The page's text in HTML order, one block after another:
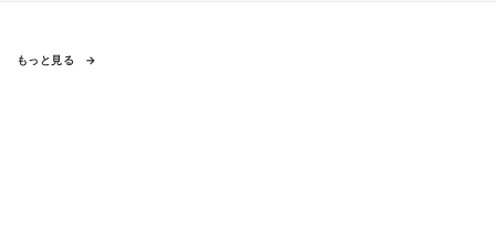
もっと見る